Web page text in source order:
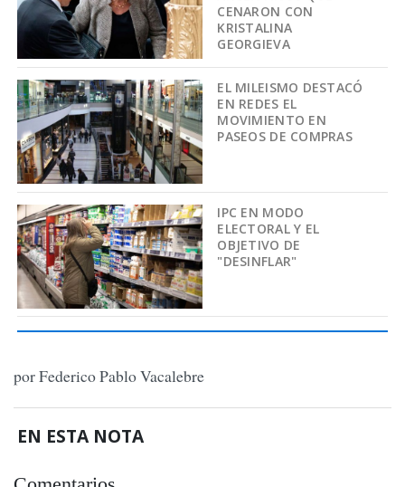
CENARON CON
KRISTALINA
GEORGIEVA
EL MILEISMO DESTACÓ
EN REDES EL
MOVIMIENTO EN
PASEOS DE COMPRAS
IPC EN MODO
ELECTORAL Y EL
OBJETIVO DE
"DESINFLAR"
por Federico Pablo Vacalebre
EN ESTA NOTA